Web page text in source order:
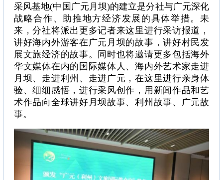
采风基地(中国广元月坝)的建立是分社与广元深化
战略合作、助推地方经济发展的具体举措。未
来，分社将派出更多记者来这里进行采访报道，
讲好海内外游客在广元月坝的故事，讲好村民发
展文旅经济的故事。同时也将邀请更多包括海外
华文媒体在内的国际媒体人、海内外艺术家走进
月坝、走进利州、走进广元，在这里进行亲身体
验、细细感悟，进行采风创作，用新闻作品和艺
术作品向全球讲好月坝故事、利州故事、广元故
事。